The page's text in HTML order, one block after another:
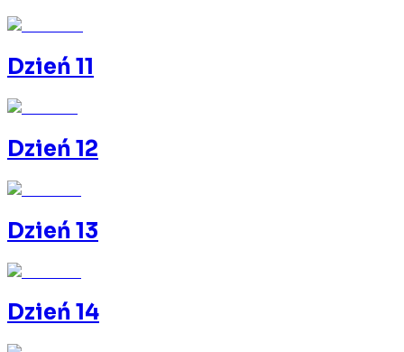
Dzień 11
Dzień 12
Dzień 13
Dzień 14